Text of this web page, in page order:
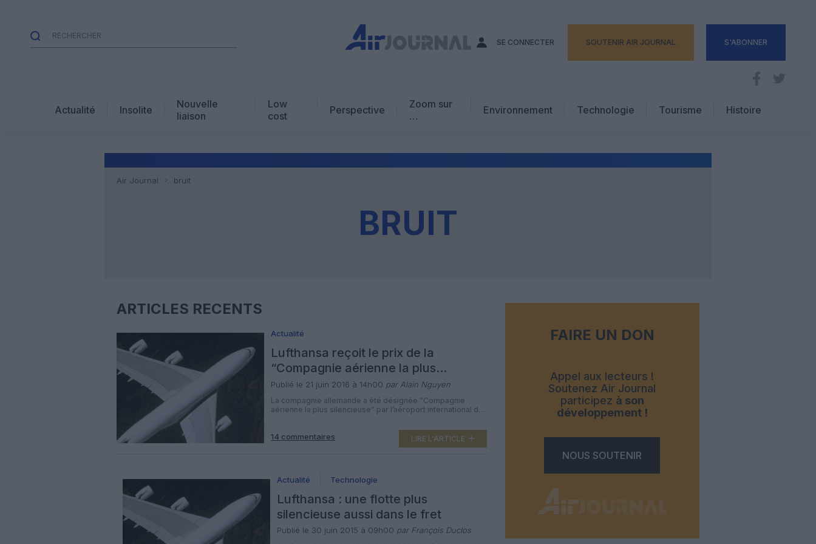
SE CONNECTER SOUTENIR AIR JOURNAL S'ABONNER
Actualité Insolite
Nouvelle
liaison
Low
cost
Perspective
Zoom sur
…
Vidéo
Environnement Technologie
Tourisme
Hôtellerie
Histoire
Air Journal bruit
BRUIT
ARTICLES RÉCENTS
Actualité
Lufthansa reçoit le prix de la
“Compagnie aérienne la plus
silencieuse”
Publié le 21 juin 2016 à 14h00 par Alain Nguyen
La compagnie allemande a été désignée “Compagnie
aérienne la plus silencieuse” par l’aéroport international de
programme “Fly Quiet” de l’aéroport international de San
Francisco (SFO) est une initiative communautaire dont
l’objectif est d’encourager les compagnies aériennes à y
14 commentaires LIRE L'ARTICLE
Actualité Technologie
Lufthansa : une flotte plus
silencieuse aussi dans le fret
Publié le 30 juin 2015 à 09h00 par François Duclos
FAIRE UN DON
Appel aux lecteurs !
Soutenez Air Journal
participez à son
développement !
NOUS SOUTENIR